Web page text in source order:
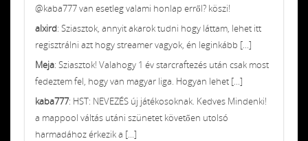
@kaba777 van esetleg valami honlap erről? köszi!
alxird: Sziasztok, annyit akarok tudni hogy láttam, lehet itt
regisztrálni azt hogy streamer vagyok, én leginkább [...]
Meja: Sziasztok! Valahogy 1 év starcraftezés után csak most
fedeztem fel, hogy van magyar liga. Hogyan lehet [...]
kaba777: HST: NEVEZÉS új játékosoknak. Kedves Mindenki!
a mappool váltás utáni szünetet követően utolsó
harmadához érkezik a [...]